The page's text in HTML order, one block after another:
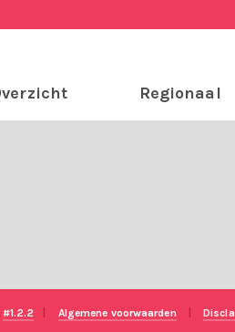
Regionaal
#1.2.2 Algemene voorwaarden